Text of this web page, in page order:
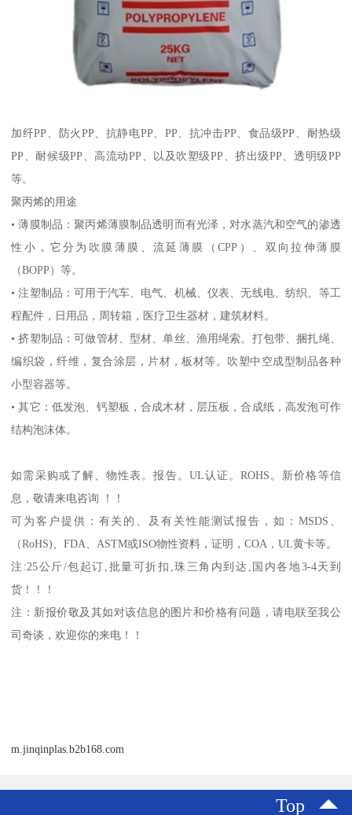
加纤PP 、防火 PP 、抗静电PP PP 、抗冲击PP 、食品级PP 、耐热级
PP 、耐候级PP 、高流动PP 、以及吹塑级PP 、挤出级PP 、透明级PP
等。
聚丙烯的用途
•薄膜制品：聚丙烯薄膜制品透明而有光泽，对水蒸汽和空气的渗透
性小，它分为吹膜薄膜、流延薄膜（CPP ）、双向拉伸薄膜
（BOPP ）等。
•注塑制品：可用于汽车、电气、机械、仪表、无线电、纺织、等工
程配件，日用品，周转箱，医疗卫生器材，建筑材料。
•挤塑制品：可做管材、型材、单丝、渔用绳索。打包带、捆扎绳、
编织袋，纤维，复合涂层，片材，板材等。吹塑中空成型制品各种
小型容器等。
•其它：低发泡、钙塑板，合成木材，层压板，合成纸，高发泡可作
结构泡沫体。
如需采购或了解、物性表。报告。 UL认证。ROHS 。新价格等信
息，敬请来电咨询 ！！
可为客户提供：有关的、及有关性能测试报告，如： MSDS
（RoHS) 、FDA ASTM或ISO物性资料，证明，COA ，UL黄卡等。
注 :25公斤/包起订 批量可折扣 珠三角内到达 国内各地3-4天到
货！！！
注：新报价敬及其如对该信息的图片和价格有问题，请电联至我公
司奇谈，欢迎你的来电！！
m.jinqinplas.b2b168.com
Top